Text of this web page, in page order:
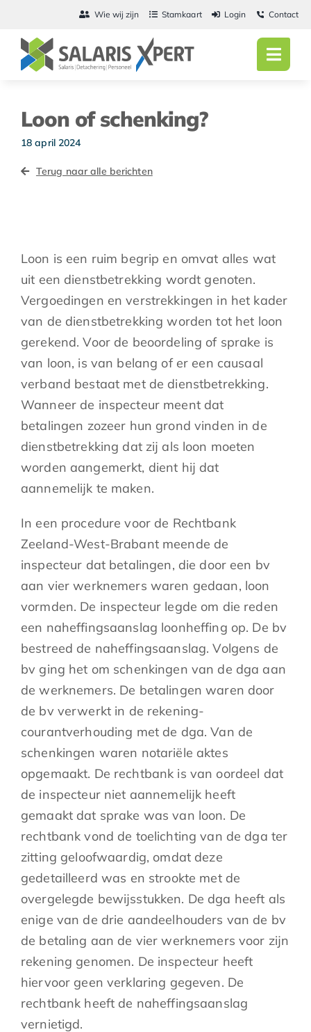
inhoud
Wie wij zijn Stamkaart Login Contact
Actueel
Loon of schenking?
18 april 2024
Terug naar alle berichten
Loon is een ruim begrip en omvat alles wat
uit een dienstbetrekking wordt genoten.
Vergoedingen en verstrekkingen in het kader
van de dienstbetrekking worden tot het loon
gerekend. Voor de beoordeling of sprake is
van loon, is van belang of er een causaal
verband bestaat met de dienstbetrekking.
Wanneer de inspecteur meent dat
betalingen zozeer hun grond vinden in de
dienstbetrekking dat zij als loon moeten
worden aangemerkt, dient hij dat
aannemelijk te maken.
In een procedure voor de Rechtbank
Zeeland-West-Brabant meende de
inspecteur dat betalingen, die door een bv
aan vier werknemers waren gedaan, loon
vormden. De inspecteur legde om die reden
een naheffingsaanslag loonheffing op. De bv
bestreed de naheffingsaanslag. Volgens de
bv ging het om schenkingen van de dga aan
de werknemers. De betalingen waren door
de bv verwerkt in de rekening-
courantverhouding met de dga. Van de
schenkingen waren notariële aktes
opgemaakt. De rechtbank is van oordeel dat
de inspecteur niet aannemelijk heeft
gemaakt dat sprake was van loon. De
rechtbank vond de toelichting van de dga ter
zitting geloofwaardig, omdat deze
gedetailleerd was en strookte met de
overgelegde bewijsstukken. De dga heeft als
enige van de drie aandeelhouders van de bv
de betaling aan de vier werknemers voor zijn
rekening genomen. De inspecteur heeft
hiervoor geen verklaring gegeven. De
rechtbank heeft de naheffingsaanslag
vernietigd.